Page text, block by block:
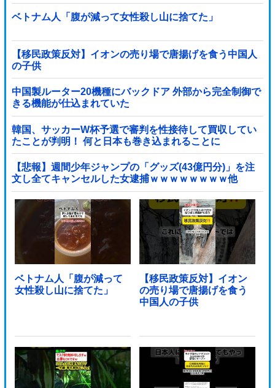
ベトナム人「腹が減って女性殺し山に捨てた」
【移民政策反対】イオンの売り場で唐揚げを食う中国人
の子供
中国製ルーター20機種にバックドア 外部から完全制御で
きる機能が仕込まれていた
韓国、サッカーW杯予選で審判を性接待して買収してい
たことが判明！ 何と日本も巻き込まれることに
【悲報】週間少年ジャンプの「グッズ(43億円分)」を注
文し全てキャンセルした女逮捕ｗｗｗｗｗｗｗｗ他
ベトナム人「腹が減って
女性殺し山に捨てた」
【移民政策反対】イオン
の売り場で唐揚げを食う
中国人の子供